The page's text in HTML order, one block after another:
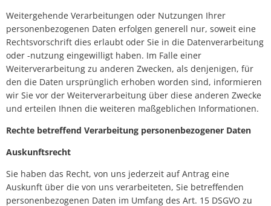
Weitergehende Verarbeitungen oder Nutzungen Ihrer
personenbezogenen Daten erfolgen generell nur, soweit eine
Rechtsvorschrift dies erlaubt oder Sie in die Datenverarbeitung
oder -nutzung eingewilligt haben. Im Falle einer
Weiterverarbeitung zu anderen Zwecken, als denjenigen, für
den die Daten ursprünglich erhoben worden sind, informieren
wir Sie vor der Weiterverarbeitung über diese anderen Zwecke
und erteilen Ihnen die weiteren maßgeblichen Informationen.
Rechte betreffend Verarbeitung personenbezogener Daten
Auskunftsrecht
Sie haben das Recht, von uns jederzeit auf Antrag eine
Auskunft über die von uns verarbeiteten, Sie betreffenden
personenbezogenen Daten im Umfang des Art. 15 DSGVO zu